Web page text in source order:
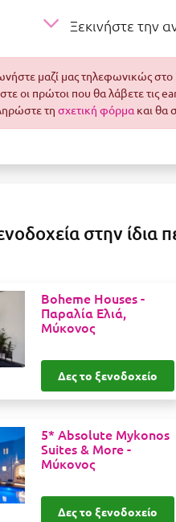
Ξεκινήστε την
μαζί μας τηλεφωνικώς στο
οι πρώτοι που θα λάβετε τις
τη σχετική φόρμα και θα
στην ίδια
Boheme Houses -
Παραλία Ελιά,
Μύκονος
Δες το ξενοδοχείο
5* Absolute Mykonos
Suites & More -
Μύκονος
Δες το ξενοδοχείο